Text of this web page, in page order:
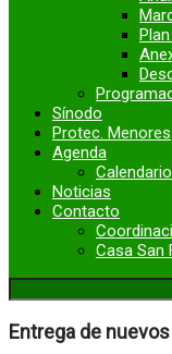
Sínodo
Protec. Menores
Agenda
Noticias
Contacto
Casa San
Entrega de